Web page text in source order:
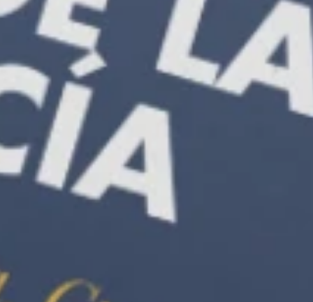
Dé una nueva identidad, propósito y
sentido de pertenencia a los nuevos
miembros. Descargue el Curso oficial de
membresía, un curso gratuito para su
iglesia local.